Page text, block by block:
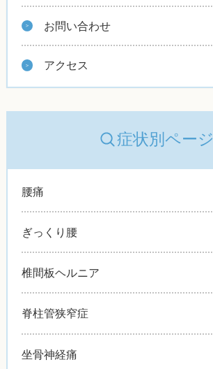
お問い合わせ
アクセス
症状別ページ
腰痛
ぎっくり腰
椎間板ヘルニア
脊柱管狭窄症
坐骨神経痛